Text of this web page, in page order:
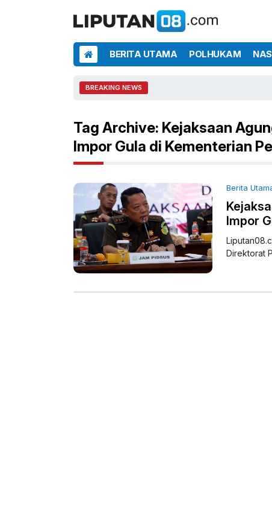
BERITA UTAMA POLHUKAM
BREAKING NEWS
Tag Archive: Kejaksaan
Impor Gula di Kementerian
Berita
Impor
Direktorat